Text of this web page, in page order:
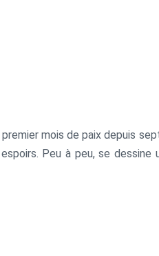
mois de paix depuis
Peu à peu, se